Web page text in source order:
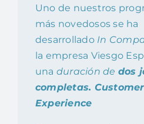
Uno de nuestros
más novedosos se ha
desarrollado In
la empresa Viesgo
una duración de dos
completas. Customer
Experience